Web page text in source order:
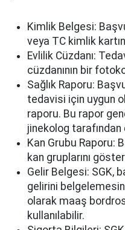
Kimlik Belgesi:
veya TC kimlik
Evlilik Cüzdanı:
cüzdanının bir
Sağlık Raporu:
tedavisi için uygun
raporu. Bu rapor
jinekolog tarafından
Kan Grubu Raporu:
kan gruplarını
Gelir Belgesi: SGK,
gelirini
olarak maaş
kullanılabilir.